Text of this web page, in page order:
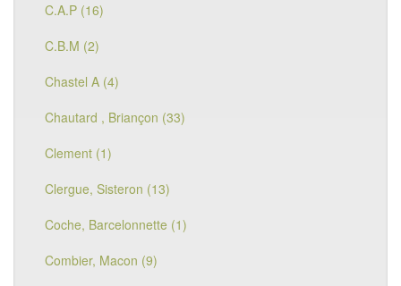
C.A.P (16)
C.B.M (2)
Chastel A (4)
Chautard , Briançon (33)
Clement (1)
Clergue, Sisteron (13)
Coche, Barcelonnette (1)
Combier, Macon (9)